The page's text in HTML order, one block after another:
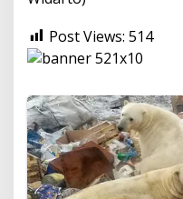
Post Views: 514